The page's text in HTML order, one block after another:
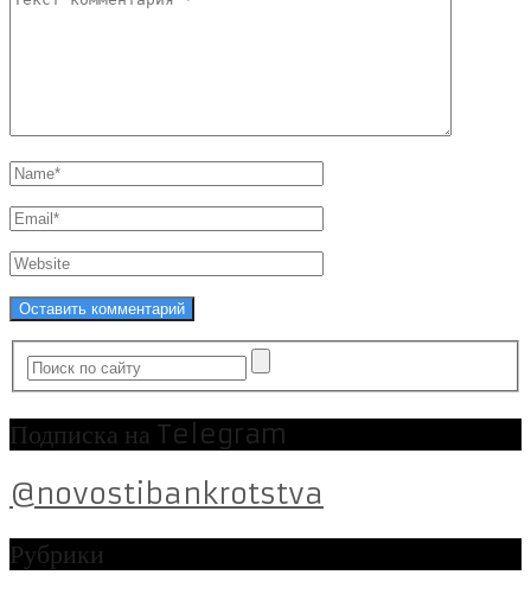
Подписка на Telegram
@novostibankrotstva
Рубрики